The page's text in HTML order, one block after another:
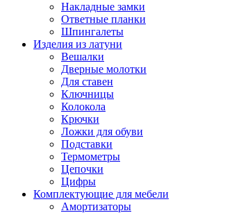
Накладные замки
Ответные планки
Шпингалеты
Изделия из латуни
Вешалки
Дверные молотки
Для ставен
Ключницы
Колокола
Крючки
Ложки для обуви
Подставки
Термометры
Цепочки
Цифры
Комплектующие для мебели
Амортизаторы